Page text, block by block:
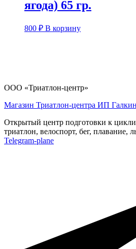
ягода) 65 гр.
800 ₽ В корзину
ООО «Триатлон-центр»
Магазин Триатлон-центра ИП
Открытый центр подготовки к
триатлон, велоспорт, бег, плавание,
Telegram-plane